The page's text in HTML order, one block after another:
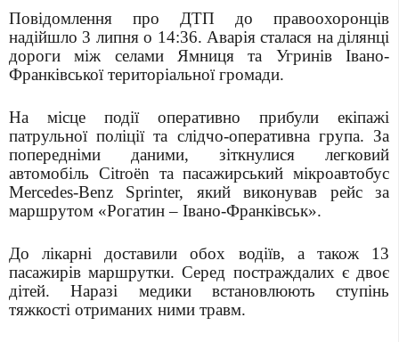
Повідомлення про ДТП до правоохоронців
надійшло 3 липня о 14:36. Аварія сталася на ділянці
дороги між селами Ямниця та Угринів Івано-
Франківської територіальної громади.
На місце події оперативно прибули екіпажі
патрульної поліції та слідчо-оперативна група. За
попередніми даними, зіткнулися легковий
автомобіль Citroën та пасажирський мікроавтобус
Mercedes-Benz Sprinter, який виконував рейс за
маршрутом «Рогатин – Івано-Франківськ».
До лікарні доставили обох водіїв, а також 13
пасажирів маршрутки. Серед постраждалих є двоє
дітей. Наразі медики встановлюють ступінь
тяжкості отриманих ними травм.